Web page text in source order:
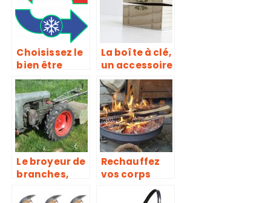
Choisissez le
bien être
toute l’année
avec le
climatiseur
reversible
La boîte à clé,
un accessoire
à la fois
sécuritaire et
de
rangement
des clés
Le broyeur de
branches,
transformati
Rechauffez
vos corps
mais aussi
vos coeurs